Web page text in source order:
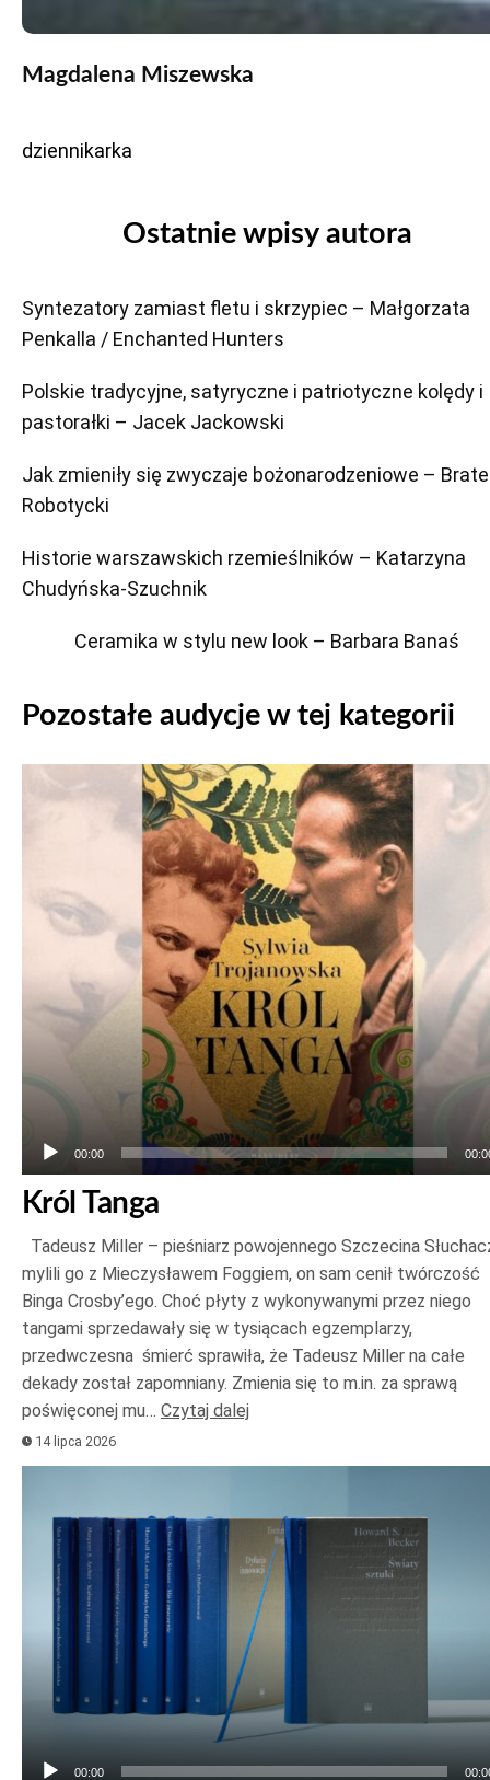
Magdalena Miszewska
dziennikarka
Ostatnie wpisy autora
Syntezatory zamiast fletu i skrzypiec – Małgorzata
Penkalla / Enchanted Hunters
Polskie tradycyjne, satyryczne i patriotyczne kolędy i
pastorałki – Jacek Jackowski
Jak zmieniły się zwyczaje bożonarodzeniowe –
Robotycki
Historie warszawskich rzemieślników – Katarzyna
Chudyńska-Szuchnik
Ceramika w stylu new look – Barbara Banaś
Pozostałe audycje w tej kategorii
plików
00:00
Król Tanga
Tadeusz Miller – pieśniarz powojennego Szczecina
mylili go z Mieczysławem Foggiem, on sam cenił twórczość
Binga Crosby’ego. Choć płyty z wykonywanymi przez niego
tangami sprzedawały się w tysiącach egzemplarzy,
przedwczesna śmierć sprawiła, że Tadeusz Miller na całe
dekady został zapomniany. Zmienia się to m.in. za sprawą
poświęconej mu… Czytaj dalej
14 lipca 2026
dźwiękowych
00:00